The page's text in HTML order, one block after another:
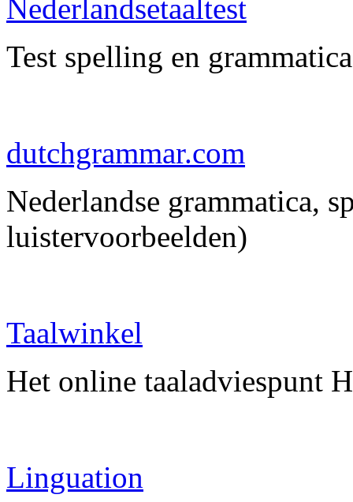
Nederlandsetaaltest
Test spelling en grammatica
dutchgrammar.com
Nederlandse grammatica,
luistervoorbeelden)
Taalwinkel
Het online taaladviespunt
Linguation